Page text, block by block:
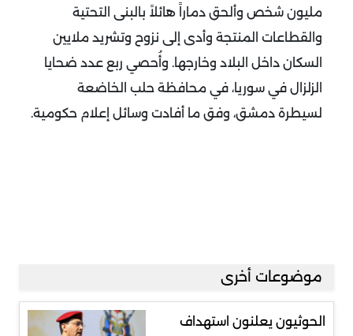
مليون شخص وألحق دماراً هائلاً بالبنى التحتية
والقطاعات المنتجة وأدى إلى نزوح وتشريد ملايين
السكان داخل البلاد وخارجها. وأُحصي ربع عدد ضحايا
الزلزال في سوريا، في محافظة حلب الخاضعة
لسيطرة دمشق، وفق ما أفادت وسائل إعلام حكومية.
موضوعات أخرى
الحوثيون يعلنون استهداف